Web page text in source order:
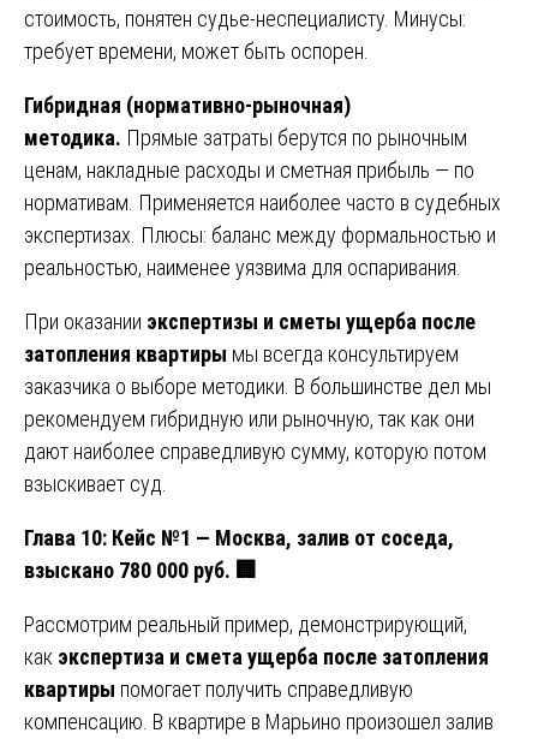
стоимость, понятен судье-неспециалисту. Минусы:
требует времени, может быть оспорен.
Гибридная (нормативно-рыночная)
методика. Прямые затраты берутся по рыночным
ценам, накладные расходы и сметная прибыль — по
нормативам. Применяется наиболее часто в судебных
экспертизах. Плюсы: баланс между формальностью и
реальностью, наименее уязвима для оспаривания.
При оказании экспертизы и сметы ущерба после
затопления квартиры мы всегда консультируем
заказчика о выборе методики. В большинстве дел мы
рекомендуем гибридную или рыночную, так как они
дают наиболее справедливую сумму, которую потом
взыскивает суд.
Глава 10: Кейс №1 — Москва, залив от соседа,
взыскано 780 000 руб. 🏢
Рассмотрим реальный пример, демонстрирующий,
как экспертиза и смета ущерба после затопления
квартиры помогает получить справедливую
компенсацию. В квартире в Марьино произошел залив